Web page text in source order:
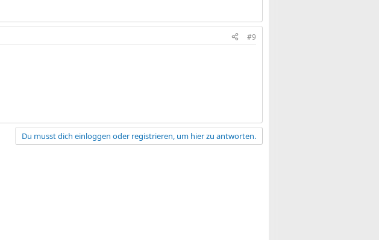
#9
Du musst dich einloggen oder registrieren, um hier zu antworten.